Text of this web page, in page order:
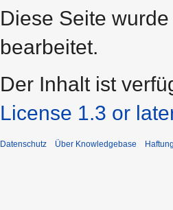
Diese Seite
bearbeitet.
Der Inhalt ist
License 1.3 or
Datenschutz Über Knowledgebase